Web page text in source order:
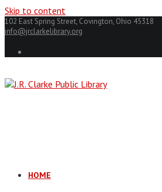
Skip to content
102 East Spring Street, Covington, Ohio 45318
info@jrclarkelibrary.org
HOME